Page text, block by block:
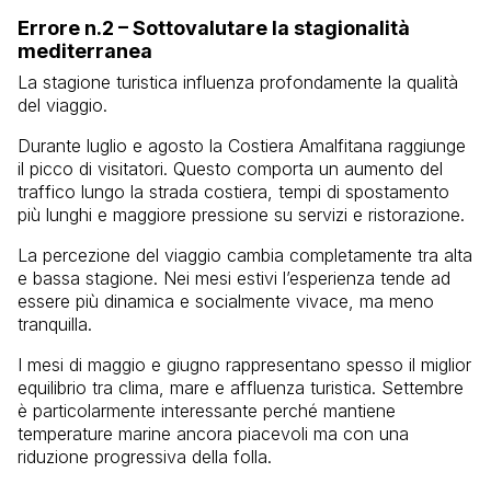
Errore n.2 – Sottovalutare la stagionalità
mediterranea
La stagione turistica influenza profondamente la qualità
del viaggio.
Durante luglio e agosto la Costiera Amalfitana raggiunge
il picco di visitatori. Questo comporta un aumento del
traffico lungo la strada costiera, tempi di spostamento
più lunghi e maggiore pressione su servizi e ristorazione.
La percezione del viaggio cambia completamente tra alta
e bassa stagione. Nei mesi estivi l’esperienza tende ad
essere più dinamica e socialmente vivace, ma meno
tranquilla.
I mesi di maggio e giugno rappresentano spesso il miglior
equilibrio tra clima, mare e affluenza turistica. Settembre
è particolarmente interessante perché mantiene
temperature marine ancora piacevoli ma con una
riduzione progressiva della folla.